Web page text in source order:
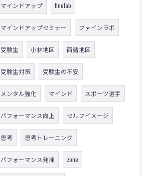
マインドアップ finelab
マインドアップセミナー ファインラボ
受験生 小林地区 西諸地区
受験生対策 受験生の不安
メンタル強化 マインド スポーツ選手
パフォーマンス向上 セルフイメージ
思考 思考トレーニング
パフォーマンス発揮 zone